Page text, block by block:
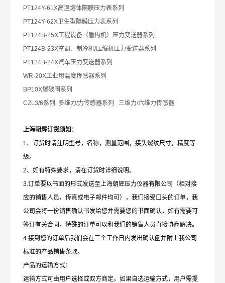
PT124Y-61X高温熔体隔膜压力表系列
PT124Y-62X 卫生型隔膜压力表系列
PT124B-25X工程设备（盾构机）压力变送器系列
PT124B-23X空调、制冷机/压缩机压力变送器系列
PT124B-24X汽车压力变送器系列
WR-20X工业用温度传感器系列
BP10X爆破阀系列
CZL3/6系列 多维力/力传感器系列 三维力/六维力传感器
上海朝辉订货须知：
1、订货时请注明型号，名称，测量范围，接头螺纹尺寸，精度等
级。
2、如有特殊要求，请在订货时详细说明。
3.订单要以书面的形式发送至上海朝辉压力仪器有限公司（相对接
应的销售人员，传真或电子邮件均可），我们接受口头的订单，我
公司会将一份销售确认书发给您并需要您的书面确认，如有需要可
签订有关合同，特殊的订单可以和我们的销售人员直接协商解决。
4.接到您的订单后我们会在三个工作日内发出确认函并附上我公司
标准的产品销售条款。
产品的运输方式：
运输方式可由用户选择或双方商定。如果自选运输方式，用户需提